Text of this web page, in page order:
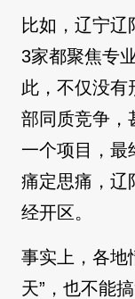
比如，辽宁
3家都聚焦专
此，不仅没有
部同质竞争，
一个项目，最
痛定思痛，辽
经开区。
事实上，各地
天”，也不能